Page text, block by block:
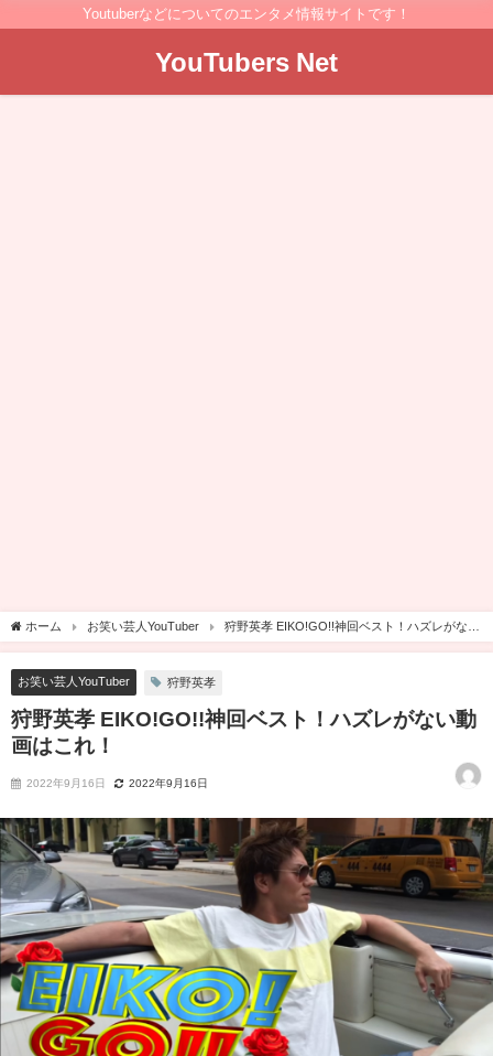
Youtuberなどについてのエンタメ情報サイトです！
YouTubers Net
ホーム お笑い芸人YouTuber
狩野英孝 EIKO!GO!!神回ベスト！ハズレがない
動画はこれ！
お笑い芸人YouTuber 狩野英孝
狩野英孝 EIKO!GO!!神回ベスト！ハズレがない動
画はこれ！
2022年9月16日 2022年9月16日